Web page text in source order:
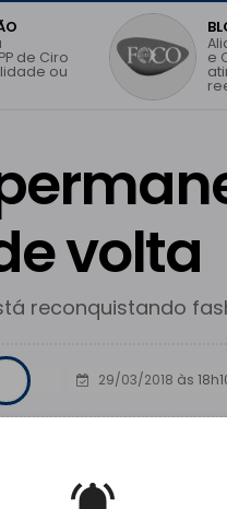
de Ciro
ou
e
volta
reconquistando
29/03/2018 às